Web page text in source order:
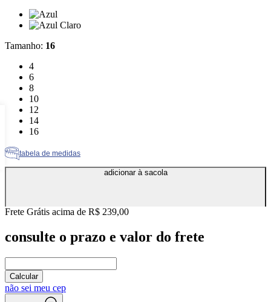
Cor: Azul
Cor: Azul Claro
Tamanho: 16
Tamanho: 4
4
Tamanho: 6
6
Tamanho: 8
8
Tamanho: 10
10
Tamanho: 12
12
Tamanho: 14
14
Tamanho: 16
16
tabela de medidas
adicionar à sacola
Frete Grátis acima de R$ 239,00
consulte o prazo e valor do frete
Calcular
não sei meu cep